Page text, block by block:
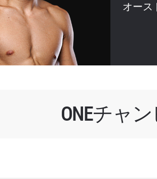
オース
ONEチャ